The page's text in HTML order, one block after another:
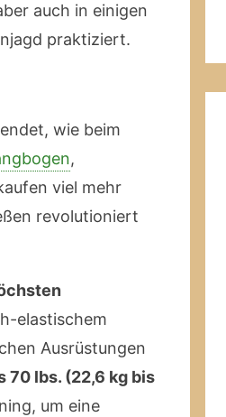
auch in einigen
praktiziert.
wie beim
,
viel mehr
revolutioniert
elastischem
Ausrüstungen
70 lbs. (22,6 kg bis
um eine